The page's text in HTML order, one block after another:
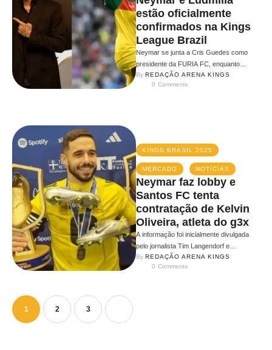
estão oficialmente
confirmados na Kings
League Brazil
Neymar se junta a Cris Guedes como
presidente da FURIA FC, enquanto
Ludmilla revela o nome de seu …
By REDAÇÃO ARENA KINGS
0 Comments
KINGS BRASIL 2025
MERCADO NOTÍCIAS
Neymar faz lobby e
Santos FC tenta
contratação de Kelvin
Oliveira, atleta do g3x
A informação foi inicialmente divulgada
pelo jornalista Tim Langendorf e
confirmada pelo Arena Kings League, que
apurou que …
By REDAÇÃO ARENA KINGS
0 Comments
1 2 3